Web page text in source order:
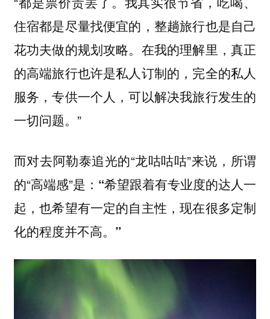
住宿都是尽量找便宜的，整趟旅行也是自己
花功夫做的规划攻略。在我的理解里， 真正
的高端旅行也许是私人订制的，完全的私人
服务，专供一个人，可以解决我旅行发生的
一切问题。 ”
而对去阿勒泰追光的“龙咕咕咕”来说，所谓
的“高端感”是： “希望跟着有专业度的达人一
起，也希望有一定的自主性，现在很多定制
化的程度并不高。”